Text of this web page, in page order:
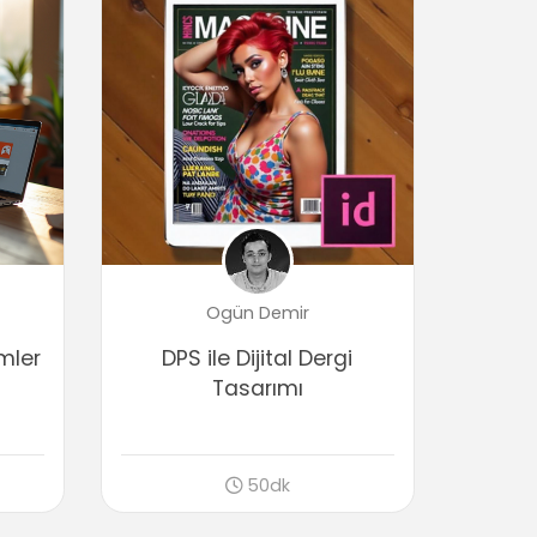
Karakter panelini kullanmak
Paragraf panelini kullanmak
02:00
Özel karakterlerin kullanımı
00:56
Yazıları sütun haline dönüştürmek
00:33
Yol üzerine yazı yazmak
Yazıları birbirine zincirleme
Tablo oluşturmak
dahil etmek
Text warp
Ogün Demir
DPS ile Dijital Dergi
Tasarımı
50dk